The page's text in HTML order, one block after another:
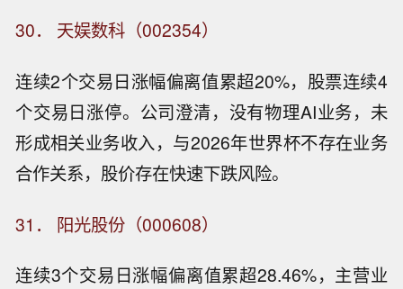
30． 天娱数科（002354）
连续2个交易日涨幅偏离值累超20%，股票连续4
个交易日涨停。公司澄清，没有物理AI业务，未
形成相关业务收入，与2026年世界杯不存在业务
合作关系，股价存在快速下跌风险。
31． 阳光股份（000608）
连续3个交易日涨幅偏离值累超28.46%，主营业